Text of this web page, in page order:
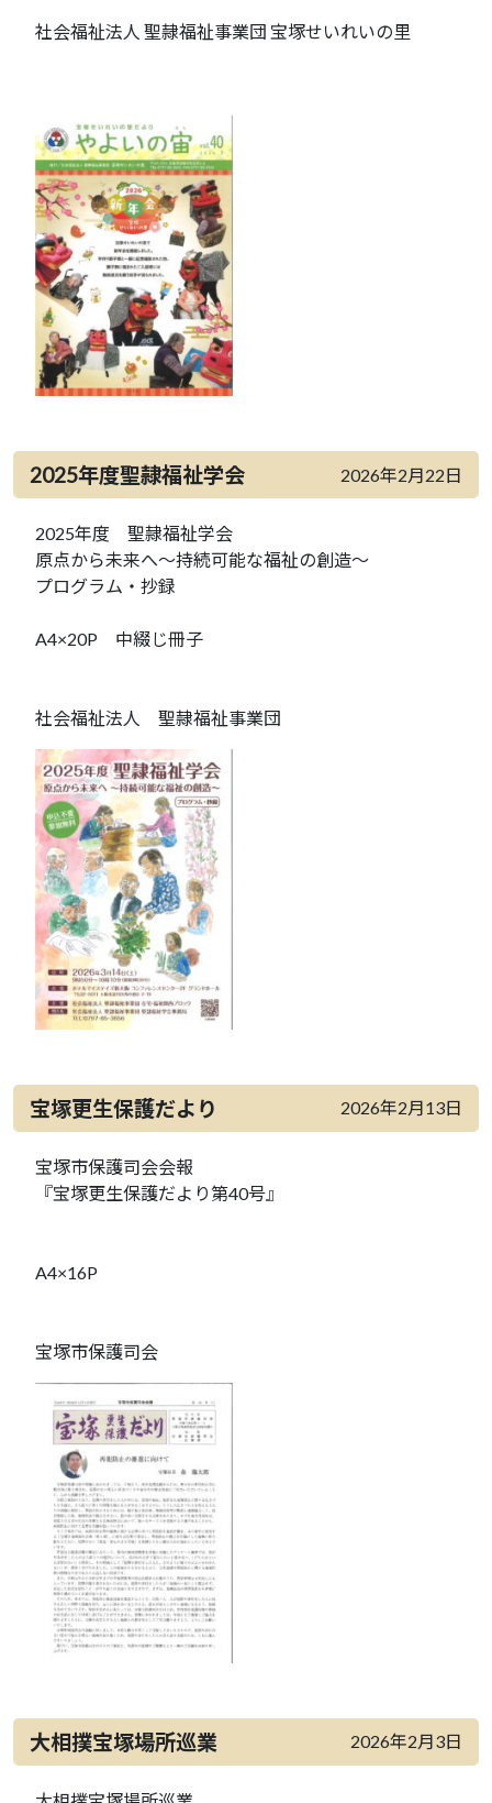
社会福祉法人 聖隷福祉事業団 宝塚せいれいの里
2025年度聖隷福祉学会 2026年2月22日
2025年度 聖隷福祉学会
原点から未来へ～持続可能な福祉の創造～
プログラム・抄録
A4×20P 中綴じ冊子
社会福祉法人 聖隷福祉事業団
宝塚更生保護だより 2026年2月13日
宝塚市保護司会会報
『宝塚更生保護だより第40号』
A4×16P
宝塚市保護司会
大相撲宝塚場所巡業 2026年2月3日